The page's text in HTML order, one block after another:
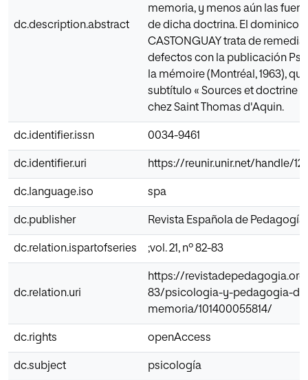
dc.description.abstract
memoria, y menos aún las
de dicha doctrina. El dominico
CASTONGUAY trata de
defectos con la publicación
la mémoire (Montréal, 1963),
subtítulo « Sources et doctrine
chez Saint Thomas d'Aquin.
dc.identifier.issn 0034-9461
dc.identifier.uri https://reunir.unir.net/handle/
dc.language.iso spa
dc.publisher Revista Española de Pedagogía
dc.relation.ispartofseries ;vol. 21, nº 82-83
dc.relation.uri
https://
83/psicologia-y-pedagogia-
memoria/101400055814/
dc.rights openAccess
dc.subject psicología